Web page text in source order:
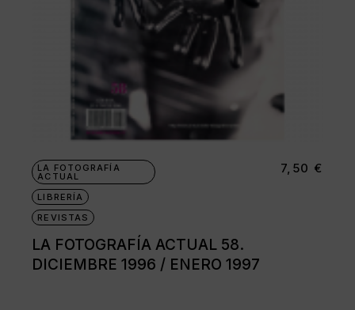
LA FOTOGRAFÍA
ACTUAL
LIBRERÍA
REVISTAS
LA FOTOGRAFÍA ACTUAL 58.
DICIEMBRE 1996 / ENERO 1997
7,50 €